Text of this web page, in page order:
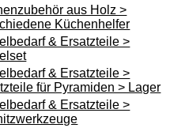
aus Holz >
Küchenhelfer
& Ersatzteile >
& Ersatzteile >
für Pyramiden > Lager
& Ersatzteile >